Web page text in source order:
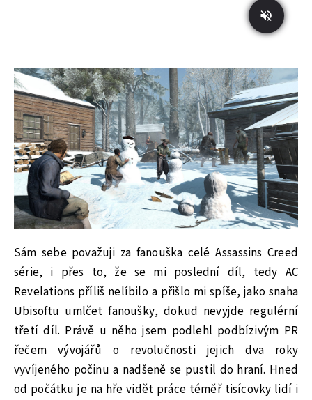
Sám sebe považuji za fanouška celé Assassins Creed
série, i přes to, že se mi poslední díl, tedy AC
Revelations příliš nelíbilo a přišlo mi spíše, jako snaha
Ubisoftu umlčet fanoušky, dokud nevyjde regulérní
třetí díl. Právě u něho jsem podlehl podbízivým PR
řečem vývojářů o revolučnosti jejich dva roky
vyvíjeného počinu a nadšeně se pustil do hraní. Hned
od počátku je na hře vidět práce téměř tisícovky lidí i